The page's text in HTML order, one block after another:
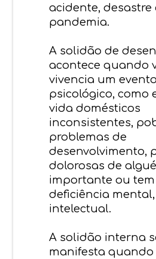
acidente, desastre
pandemia.
A solidão de
acontece quando
vivencia um
psicológico, como
vida domésticos
inconsistentes,
problemas de
desenvolvimento,
dolorosas de
importante ou
deficiência
intelectual.
A solidão interna
manifesta quando